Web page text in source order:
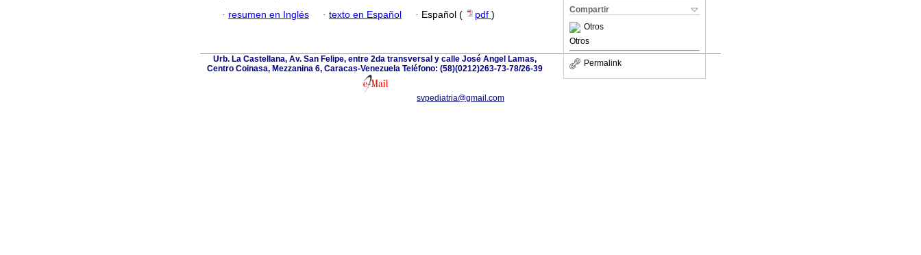
Compartir
Otros
Otros
Permalink
· resumen en Inglés · texto en Español · Español ( pdf )
Urb. La Castellana, Av. San Felipe, entre 2da transversal y calle José Angel Lamas,
Centro Coinasa, Mezzanina 6, Caracas-Venezuela Teléfono: (58)(0212)263-73-78/26-39
svpediatria@gmail.com